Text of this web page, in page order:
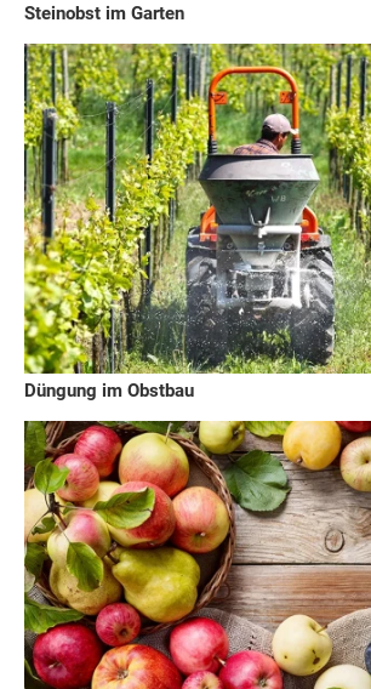
Steinobst im Garten
Düngung im Obstbau